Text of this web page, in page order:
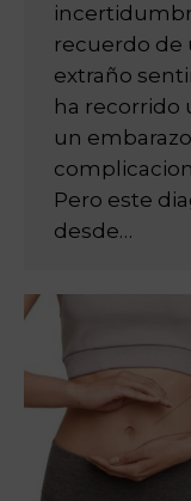
recuerdo de
extraño
ha recorrido
un
Pero este
desde…